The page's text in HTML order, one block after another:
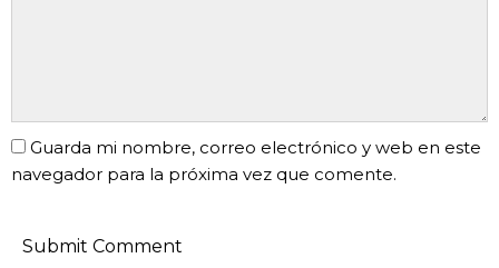
Guarda mi nombre, correo electrónico y web en este
navegador para la próxima vez que comente.